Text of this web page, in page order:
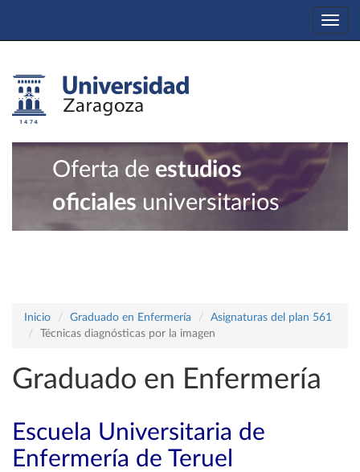
Oferta de estudios
oficiales universitarios
Inicio Graduado en Enfermería
Asignaturas del plan 561
Técnicas diagnósticas por la imagen
Graduado en Enfermería
Escuela Universitaria de
Enfermería de Teruel